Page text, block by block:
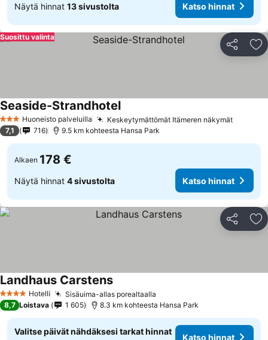
Näytä hinnat 13 sivustolta Katso hinnat
Jaa
Suosittu valinta
3 Tähtiluokitus
Huoneisto palveluilla Keskeytymättömät Itämeren näkymät
Seaside-Strandhotel
7,1 716 9.5 km kohteesta Hansa Park
Alkaen 178 €
Näytä hinnat 4 sivustolta Katso hinnat
Jaa
4 Tähtiluokitus
Hotelli Sisäuima-allas porealtaalla
Landhaus Carstens
8,7 Loistava 1 605 8.3 km kohteesta Hansa Park
Valitse päivät nähdäksesi tarkat hinnat
Katso hinnat